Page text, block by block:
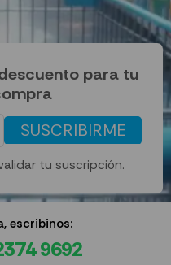
para tu
SUSCRIBIRME
tu suscripción.
escribinos:
9692